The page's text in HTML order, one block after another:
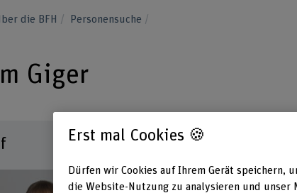
die BFH Personensuche
Giger
Kontakt
Erst mal Cookies 🍪
Dürfen wir Cookies auf Ihrem Gerät speichern,
die Website-Nutzung zu analysieren und unser